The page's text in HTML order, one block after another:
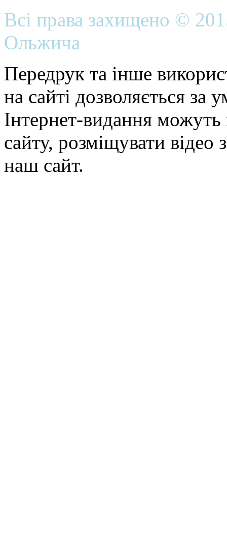
Всі права захищено ©
Ольжича
Передрук та інше
на сайті дозволяється
Інтернет-видання можуть
сайту, розміщувати відео
наш сайт.